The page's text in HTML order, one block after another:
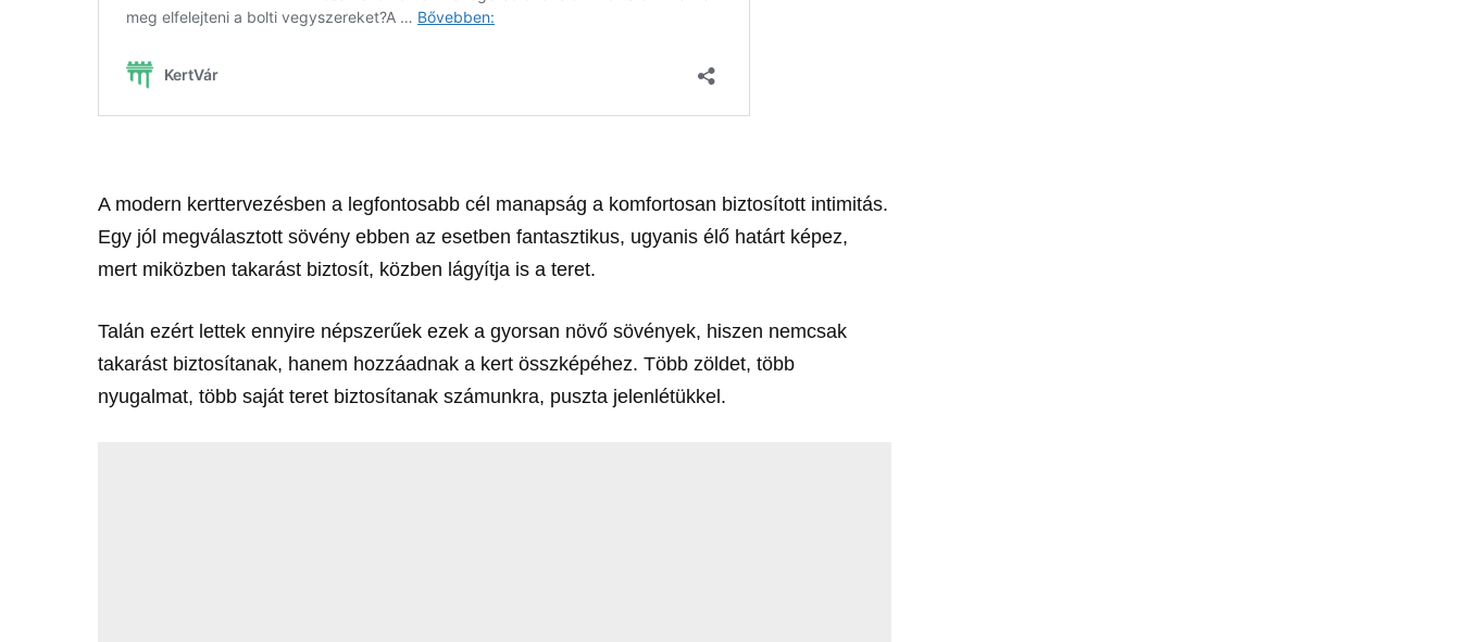
A modern kerttervezésben a legfontosabb cél manapság a komfortosan biztosított intimitás.
Egy jól megválasztott sövény ebben az esetben fantasztikus, ugyanis élő határt képez,
mert miközben takarást biztosít, közben lágyítja is a teret.
Talán ezért lettek ennyire népszerűek ezek a gyorsan növő sövények, hiszen nemcsak
takarást biztosítanak, hanem hozzáadnak a kert összképéhez. Több zöldet, több
nyugalmat, több saját teret biztosítanak számunkra, puszta jelenlétükkel.